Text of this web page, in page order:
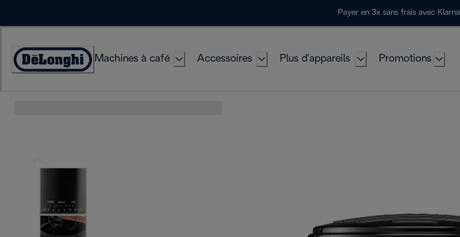
Payer en 3x sans frais avec Klarna
Déclaration
Machines à café Accessoires Plus d'appareils Promotions